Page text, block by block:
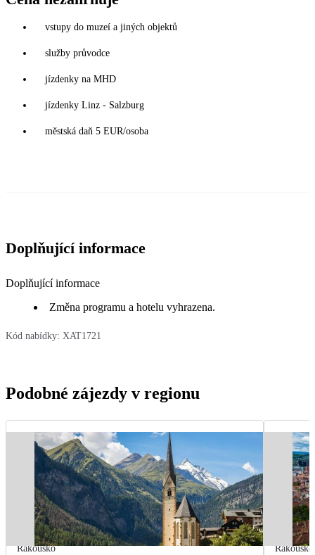
vstupy do muzeí a jiných objektů
služby průvodce
jízdenky na MHD
jízdenky Linz - Salzburg
městská daň 5 EUR/osoba
Doplňující informace
Doplňující informace
Změna programu a hotelu vyhrazena.
Kód nabídky: XAT1721
Podobné zájezdy v regionu
Rakousko Rakousko